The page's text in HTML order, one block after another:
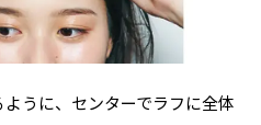
us
うに、センターでラフに全体